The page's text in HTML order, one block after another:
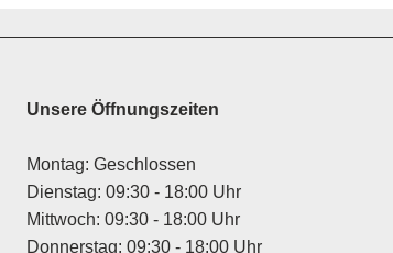
Unsere Öffnungszeiten
Montag: Geschlossen
Dienstag: 09:30 - 18:00 Uhr
Mittwoch: 09:30 - 18:00 Uhr
Donnerstag: 09:30 - 18:00 Uhr